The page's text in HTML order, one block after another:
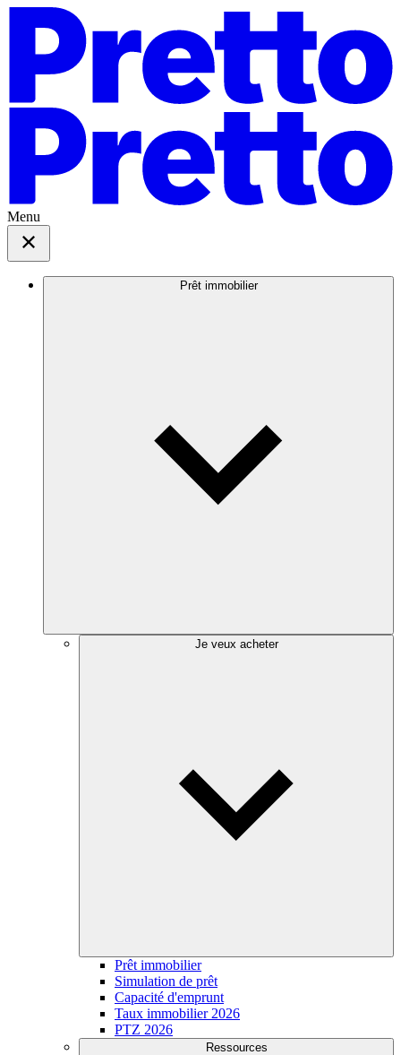
Menu
Prêt immobilier
Je veux acheter
Prêt immobilier
Simulation de prêt
Capacité d'emprunt
Taux immobilier 2026
PTZ 2026
Ressources